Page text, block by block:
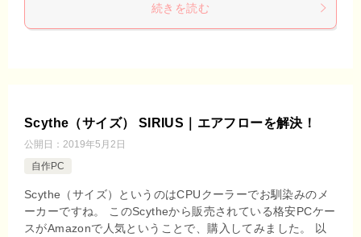
続きを読む
Scythe（サイズ） SIRIUS｜エアフローを解決！
公開日： 2019年5月2日
自作PC
Scythe（サイズ）というのはCPUクーラーでお馴染みのメ
ーカーですね。 このScytheから販売されている格安PCケー
スがAmazonで人気ということで、購入してみました。 以